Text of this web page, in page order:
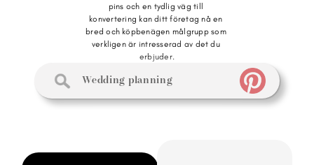
pins och en tydlig väg till
konvertering kan ditt företag nå en
bred och köpbenägen målgrupp som
verkligen är intresserad av det du
erbjuder.
Wedding planning